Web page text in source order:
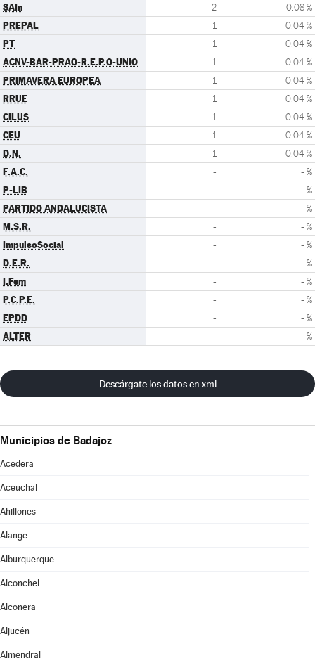
SAIn 2 0.08 %
PREPAL 1 0.04 %
PT 1 0.04 %
ACNV-BAR-PRAO-R.E.P.O-UNIO 1 0.04 %
PRIMAVERA EUROPEA 1 0.04 %
RRUE 1 0.04 %
CILUS 1 0.04 %
CEU 1 0.04 %
D.N. 1 0.04 %
F.A.C. - - %
P-LIB - - %
PARTIDO ANDALUCISTA - - %
M.S.R. - - %
ImpulsoSocial - - %
D.E.R. - - %
I.Fem - - %
P.C.P.E. - - %
EPDD - - %
ALTER - - %
Descárgate los datos en xml
Municipios de Badajoz
Acedera
Aceuchal
Ahillones
Alange
Alburquerque
Alconchel
Alconera
Aljucén
Almendral